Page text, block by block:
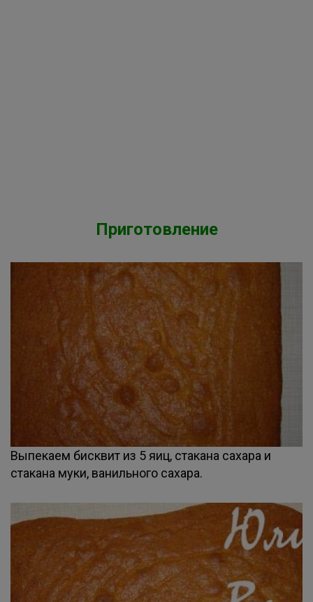
Приготовление
Выпекаем бисквит из 5 яиц, стакана сахара и
стакана муки, ванильного сахара.